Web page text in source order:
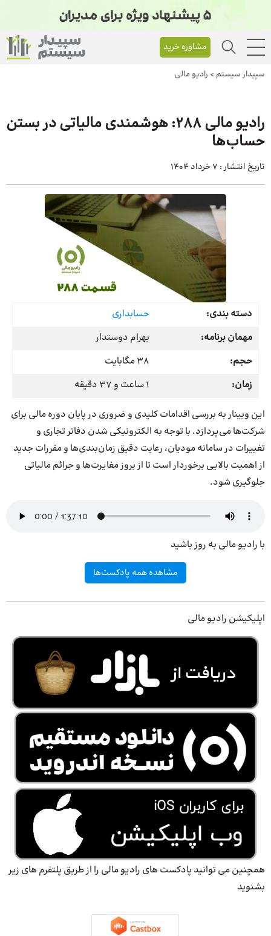
مشاوره خرید
سپیدار سیستم > رادیو مالی
رادیو مالی 288: هوشمندی مالیاتی در بستن
حساب‌ها
تاریخ انتشار : 7 خرداد 1404
دسته بندی:
حسابداری
مهمان برنامه:
بهرام دوستدار
حجم:
38 مگابایت
زمان:
1 ساعت و 37 دقیقه
این وبینار به بررسی اقدامات کلیدی و ضروری در پایان دوره مالی برای
شرکت‌ها می‌پردازد. با توجه به الکترونیکی شدن دفاتر تجاری و
تغییرات در سامانه مودیان، رعایت دقیق زمان‌بندی‌ها و مقررات جدید
از اهمیت بالایی برخوردار است تا از بروز مغایرت‌ها و جرائم مالیاتی
جلوگیری شود.
با رادیو مالی به روز باشید
مشاهده همه پادکست‌ها
اپلیکیشن رادیو مالی
همچنین می توانید پادکست های رادیو مالی را از طریق پلتفرم های زیر
بشنوید